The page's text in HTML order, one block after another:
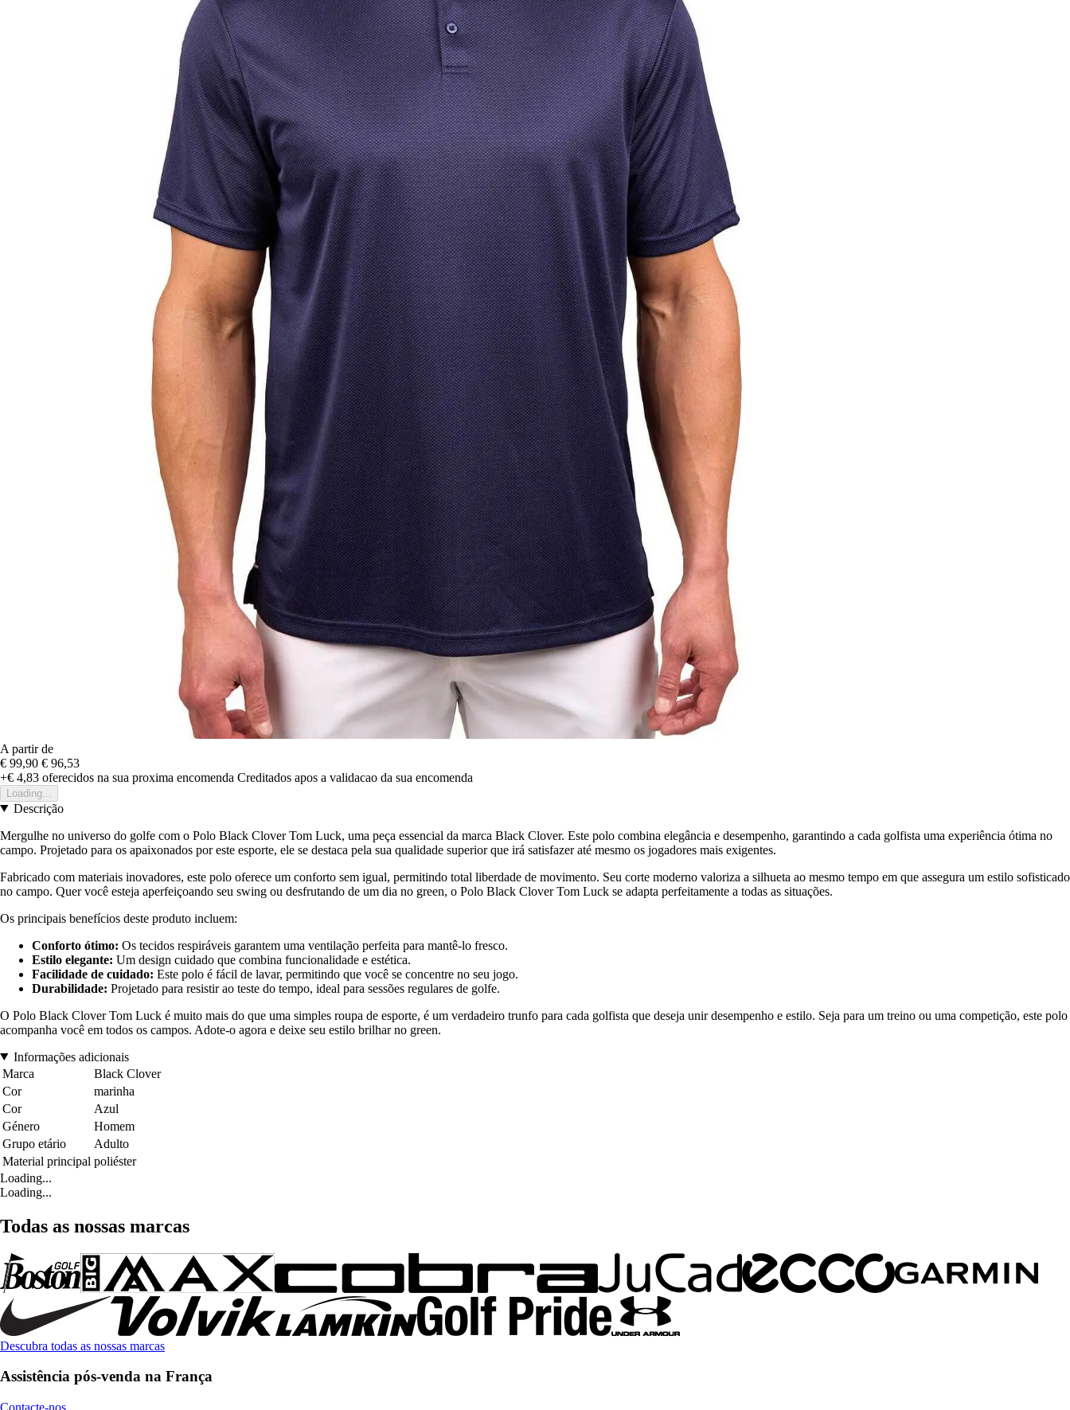
A partir de
€ 99,90 € 96,53
+€ 4,83 oferecidos na sua proxima encomenda Creditados apos a validacao da sua encomenda
Loading...
Descrição
Mergulhe no universo do golfe com o Polo Black Clover Tom Luck, uma peça essencial da marca Black Clover. Este polo combina elegância e desempenho, garantindo a cada golfista uma experiência ótima no
campo. Projetado para os apaixonados por este esporte, ele se destaca pela sua qualidade superior que irá satisfazer até mesmo os jogadores mais exigentes.
Fabricado com materiais inovadores, este polo oferece um conforto sem igual, permitindo total liberdade de movimento. Seu corte moderno valoriza a silhueta ao mesmo tempo em que assegura um estilo sofisticado
no campo. Quer você esteja aperfeiçoando seu swing ou desfrutando de um dia no green, o Polo Black Clover Tom Luck se adapta perfeitamente a todas as situações.
Os principais benefícios deste produto incluem:
Conforto ótimo: Os tecidos respiráveis garantem uma ventilação perfeita para mantê-lo fresco.
Estilo elegante: Um design cuidado que combina funcionalidade e estética.
Facilidade de cuidado: Este polo é fácil de lavar, permitindo que você se concentre no seu jogo.
Durabilidade: Projetado para resistir ao teste do tempo, ideal para sessões regulares de golfe.
O Polo Black Clover Tom Luck é muito mais do que uma simples roupa de esporte, é um verdadeiro trunfo para cada golfista que deseja unir desempenho e estilo. Seja para um treino ou uma competição, este polo
acompanha você em todos os campos. Adote-o agora e deixe seu estilo brilhar no green.
Informações adicionais
Marca
Black Clover
Cor
marinha
Cor
Azul
Género
Homem
Grupo etário
Adulto
Material principal poliéster
Loading...
Loading...
Todas as nossas marcas
Descubra todas as nossas marcas
Assistência pós-venda na França
Contacte-nos